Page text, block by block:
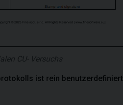
CU- Versuchs
ist rein benutzerdefiniert